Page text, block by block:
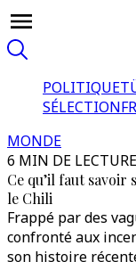
POLITIQUE
SÉLECTION
MONDE
6 MIN DE LECTURE
Ce qu’il faut
le Chili
Frappé par des
confronté aux
son histoire